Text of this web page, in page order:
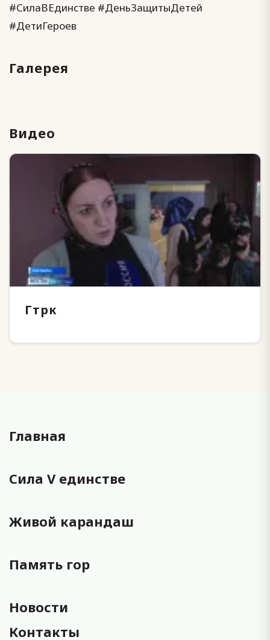
#СилаВЕдинстве #ДеньЗащитыДетей
#ДетиГероев
Галерея
Видео
Гтрк
Главная
Сила V единстве
Живой карандаш
Память гор
Новости
Контакты